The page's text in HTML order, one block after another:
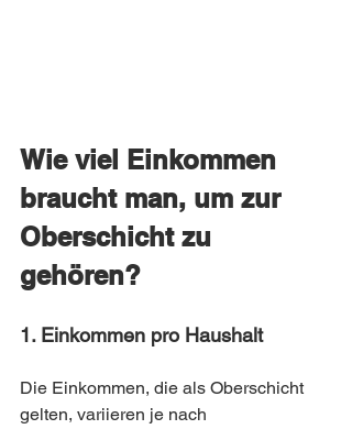
Wie viel Einkommen
braucht man, um zur
Oberschicht zu
gehören?
1. Einkommen pro Haushalt
Die Einkommen, die als Oberschicht
gelten, variieren je nach